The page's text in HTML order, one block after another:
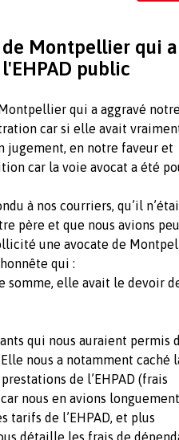
Montpellier qui a
public
qui a aggravé notre
car si elle avait
jugement, en notre faveur et
car la voie avocat a été
à nos courriers, qu’il
père et que nous avions
une avocate de
qui :
somme, elle avait le devoir
qui nous auraient permis
nous a notamment caché
de l’EHPAD (frais
nous en avions
tarifs de l’EHPAD, et plus
détaille les frais de